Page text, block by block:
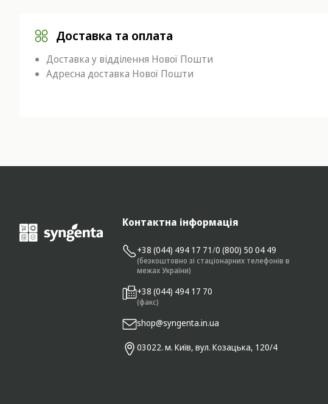
Доставка та оплата
Доставка у відділення Нової Пошти
Адресна доставка Нової Пошти
Контактна інформація
+38 (044) 494 17 71/0 (800) 50 04 49
(безкоштовно зі стаціонарних телефонів в
межах України)
+38 (044) 494 17 70
(факс)
shop@syngenta.in.ua
03022. м. Київ, вул. Козацька, 120/4